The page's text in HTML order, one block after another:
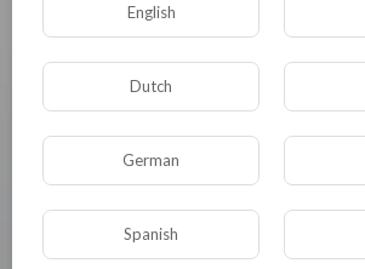
English
Dutch
German
Spanish